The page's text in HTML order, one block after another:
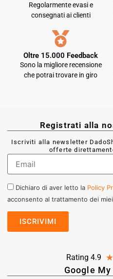
Regolarmente evasi e
consegnati ai clienti
Oltre 15.000 Feedback
Sono la migliore recensione
che potrai trovare in giro
Registrati alla
Iscriviti alla newsletter
offerte
Dichiaro di aver letto la Policy
acconsento al trattamento dei
Rating 4.9 ★
Google